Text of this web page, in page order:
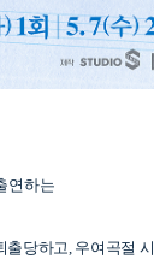
연하는
출당하고, 우여곡절